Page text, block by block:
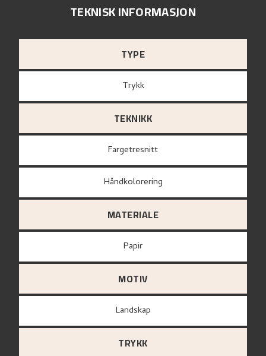
TEKNISK INFORMASJON
TYPE
Trykk
TEKNIKK
Fargetresnitt
Håndkolorering
MATERIALE
papir
MOTIV
Landskap
TRYKK